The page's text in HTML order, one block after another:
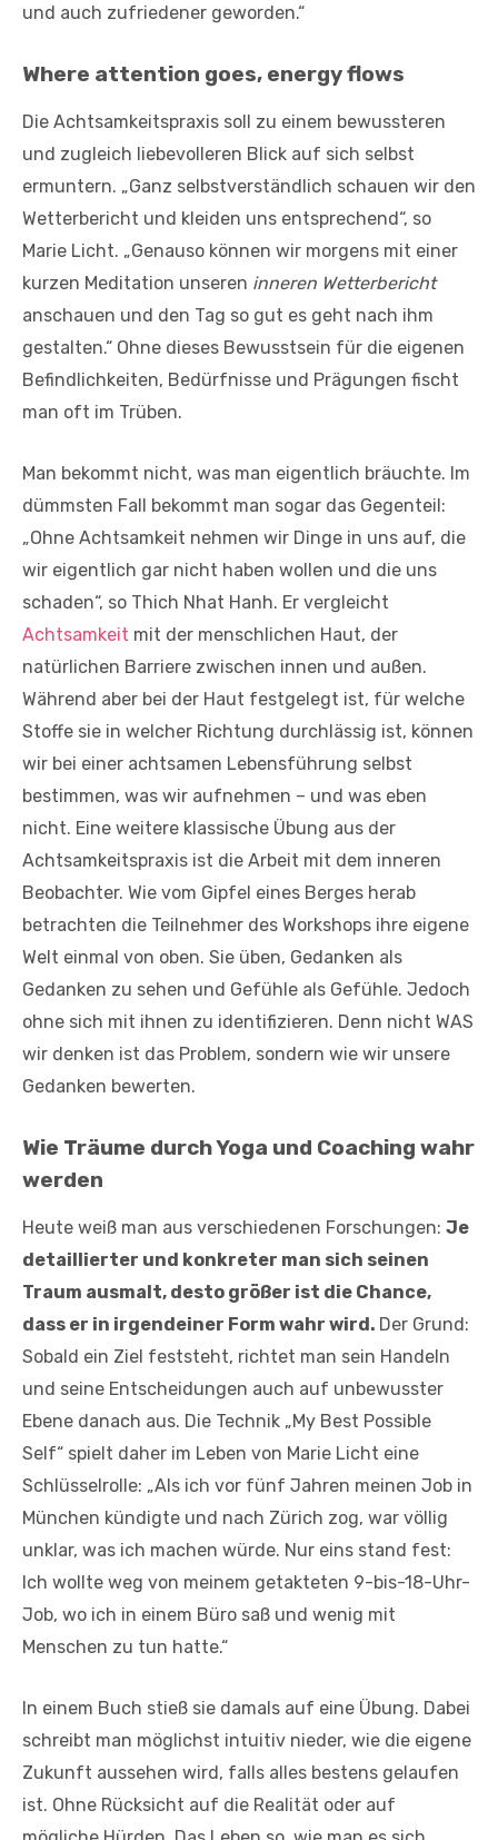
und auch zufriedener geworden.“
Where attention goes, energy flows
Die Achtsamkeitspraxis soll zu einem bewussteren
und zugleich liebevolleren Blick auf sich selbst
ermuntern. „Ganz selbstverständlich schauen wir den
Wetterbericht und kleiden uns entsprechend“, so
Marie Licht. „Genauso können wir morgens mit einer
kurzen Meditation unseren inneren Wetterbericht
anschauen und den Tag so gut es geht nach ihm
gestalten.“ Ohne dieses Bewusstsein für die eigenen
Befindlichkeiten, Bedürfnisse und Prägungen fischt
man oft im Trüben.
Man bekommt nicht, was man eigentlich bräuchte. Im
dümmsten Fall bekommt man sogar das Gegenteil:
„Ohne Achtsamkeit nehmen wir Dinge in uns auf, die
wir eigentlich gar nicht haben wollen und die uns
schaden“, so Thich Nhat Hanh. Er vergleicht
Achtsamkeit mit der menschlichen Haut, der
natürlichen Barriere zwischen innen und außen.
Während aber bei der Haut festgelegt ist, für welche
Stoffe sie in welcher Richtung durchlässig ist, können
wir bei einer achtsamen Lebensführung selbst
bestimmen, was wir aufnehmen – und was eben
nicht. Eine weitere klassische Übung aus der
Achtsamkeitspraxis ist die Arbeit mit dem inneren
Beobachter. Wie vom Gipfel eines Berges herab
betrachten die Teilnehmer des Workshops ihre eigene
Welt einmal von oben. Sie üben, Gedanken als
Gedanken zu sehen und Gefühle als Gefühle. Jedoch
ohne sich mit ihnen zu identifizieren. Denn nicht WAS
wir denken ist das Problem, sondern wie wir unsere
Gedanken bewerten.
Wie Träume durch Yoga und Coaching wahr
werden
Heute weiß man aus verschiedenen Forschungen: Je
detaillierter und konkreter man sich seinen
Traum ausmalt, desto größer ist die Chance,
dass er in irgendeiner Form wahr wird. Der Grund:
Sobald ein Ziel feststeht, richtet man sein Handeln
und seine Entscheidungen auch auf unbewusster
Ebene danach aus. Die Technik „My Best Possible
Self“ spielt daher im Leben von Marie Licht eine
Schlüsselrolle: „Als ich vor fünf Jahren meinen Job in
München kündigte und nach Zürich zog, war völlig
unklar, was ich machen würde. Nur eins stand fest:
Ich wollte weg von meinem getakteten 9-bis-18-Uhr-
Job, wo ich in einem Büro saß und wenig mit
Menschen zu tun hatte.“
In einem Buch stieß sie damals auf eine Übung. Dabei
schreibt man möglichst intuitiv nieder, wie die eigene
Zukunft aussehen wird, falls alles bestens gelaufen
ist. Ohne Rücksicht auf die Realität oder auf